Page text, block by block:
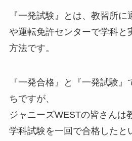
『一発試験』とは、教習所
や運転免許センターで学科と
方法です。
『一発合格』と『一発試験
ちですが、
ジャニーズWESTの皆さんは
学科試験を一回で合格したと